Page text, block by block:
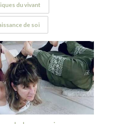
du vivant
de soi